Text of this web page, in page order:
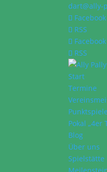
dart@ally-
Facebook
RSS
Facebook
RSS
Start
Termine
Punktspiele
Pokal „4er
Blog
Über uns
Spielstätte